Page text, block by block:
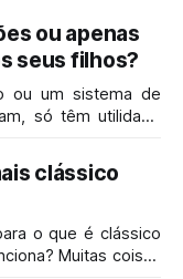
ou apenas
seus filhos?
ou um sistema de
só têm utilidade
clássico
o que é clássico
Muitas coisas